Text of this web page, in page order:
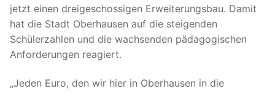
jetzt einen dreigeschossigen Erweiterungsbau. Damit
hat die Stadt Oberhausen auf die steigenden
Schülerzahlen und die wachsenden pädagogischen
Anforderungen reagiert.
„Jeden Euro, den wir hier in Oberhausen in die